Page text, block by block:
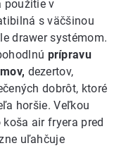
použitie v
s väčšinou
drawer systémom.
prípravu
dezertov,
dobrôt, ktoré
horšie. Veľkou
air fryera pred
uľahčuje